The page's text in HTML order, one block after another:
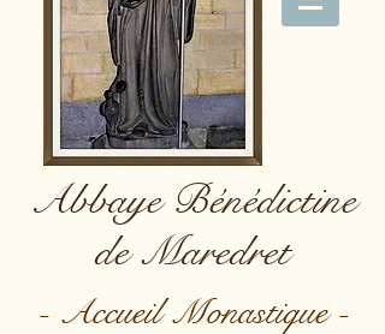
Abbaye Bénédictine
de Maredret
- Accueil Monastique -